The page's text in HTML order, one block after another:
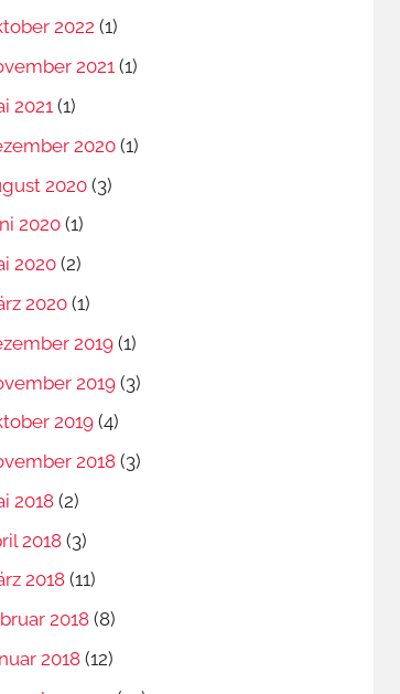
2022 (1)
2021(1)
2021(1)
2020 (1)
2020 (3)
2020 (1)
2020 (2)
2020 (1)
2019(1)
2019 (3)
2019(4)
2018 (3)
2018(2)
2018 (3)
2018(11)
2018 (8)
2018 (12)